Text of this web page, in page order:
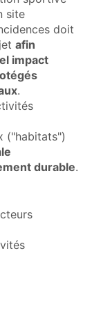
site
doit
afin
impact
.
("habitats")
durable.